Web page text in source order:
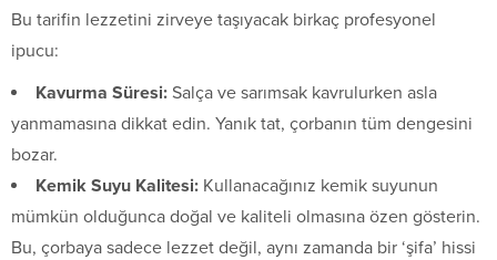
Bu tarifin lezzetini zirveye taşıyacak birkaç profesyonel
ipucu:
Kavurma Süresi: Salça ve sarımsak kavrulurken asla
yanmamasına dikkat edin. Yanık tat, çorbanın tüm dengesini
bozar.
Kemik Suyu Kalitesi: Kullanacağınız kemik suyunun
mümkün olduğunca doğal ve kaliteli olmasına özen gösterin.
Bu, çorbaya sadece lezzet değil, aynı zamanda bir ‘şifa’ hissi